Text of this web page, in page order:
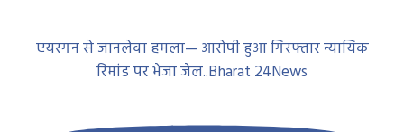
एयरगन से जानलेवा हमला— आरोपी हुआ गिरफ्तार न्यायिक
रिमांड पर भेजा जेल..Bharat 24News